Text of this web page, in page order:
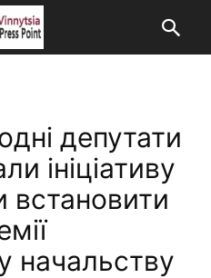
депутати
ініціативу
встановити
начальству